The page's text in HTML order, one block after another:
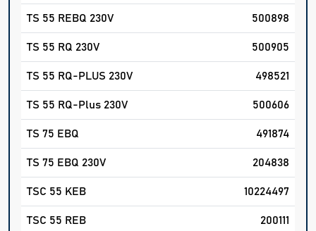
TS 55 REBQ 230V 500898
TS 55 RQ 230V 500905
TS 55 RQ-PLUS 230V 498521
TS 55 RQ-Plus 230V 500606
TS 75 EBQ 491874
TS 75 EBQ 230V 204838
TSC 55 KEB 10224497
TSC 55 REB 200111